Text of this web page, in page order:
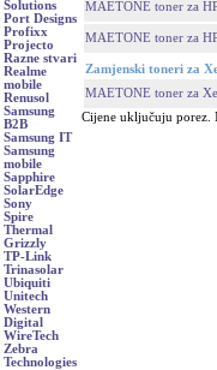
Solutions
Port Designs
Profixx
Projecto
Razne stvari
Realme
mobile
Renusol
Samsung
B2B
Samsung IT
Samsung
mobile
Sapphire
SolarEdge
Sony
Spire
Thermal
Grizzly
TP-Link
Trinasolar
Ubiquiti
Unitech
Western
Digital
WireTech
Zebra
Technologies
MAETONE toner za
MAETONE toner za
Zamjenski toneri za
MAETONE toner za
Cijene uključuju porez.